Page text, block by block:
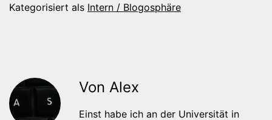
Kategorisiert als Intern / Blogosphäre
Von Alex
Einst habe ich an der Universität in